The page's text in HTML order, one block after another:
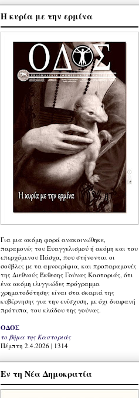
Η κυρία με την ερμίνα
Για μια ακόμη φορά ανακοινώθηκε,
παραμονές του Ευαγγελισμού ή ακόμη και του
επερχόμενου Πάσχα, που στήνονται οι
σούβλες με τα αμνοερίφια, και προπαραμονές
της Διεθνούς Έκθεσης Γούνας Καστοριάς, ότι
ένα ακόμη ιλιγγιώδες πρόγραμμα
χρηματοδότησης είναι στα σκαριά της
κυβέρνησης για την ενίσχυση, με όχι διαφανή
πρότυπα, του κλάδου της γούνας.
ΟΔΟΣ
το βήμα της Καστοριάς
Πέμπτη 2.4.2026 | 1314
Εν τη Νέα Δημοκρατία